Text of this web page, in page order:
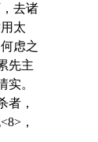
去诸
太
虑之
先主
实。
者，
，